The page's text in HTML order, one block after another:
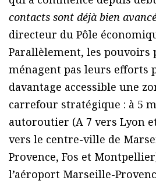
contacts sont déjà bien
directeur du Pôle
Parallèlement, les pouvoirs
ménagent pas leurs efforts
davantage accessible une
carrefour stratégique : à 5
autoroutier (A 7 vers Lyon
vers le centre-ville de
Provence, Fos et
l’aéroport Marseille-